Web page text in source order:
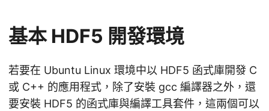
基本 HDF5 開發環境
若要在 Ubuntu Linux 環境中以 HDF5 函式庫開發 C
或 C++ 的應用程式，除了安裝 gcc 編譯器之外，還
要安裝 HDF5 的函式庫與編譯工具套件，這兩個可以